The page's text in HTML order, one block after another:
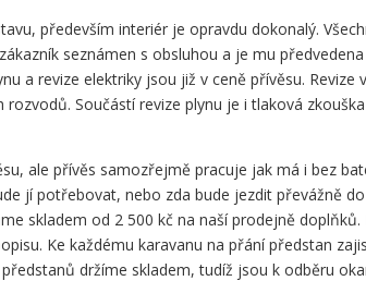
především interiér je opravdu dokonalý.
seznámen s obsluhou a je mu
a revize elektriky jsou již v ceně přívěsu.
rozvodů. Součástí revize plynu je i tlaková
ale přívěs samozřejmě pracuje jak má i bez
jí potřebovat, nebo zda bude jezdit převážně
skladem od 2 500 kč na naší prodejně
Ke každému karavanu na přání předstan
držíme skladem, tudíž jsou k odběru